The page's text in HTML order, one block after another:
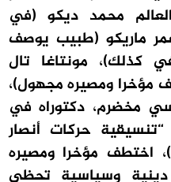
محمد ديكو (في
ماريكو (طبيب يوصف
كذلك)، مونتاغا تال
مؤخرا ومصيره مجهول)،
مخضرم، دكتوراه في
حركات أنصار
الإمام محمد ديكو” (CMAS)، اختطف مؤخرا ومصيره
وسياسية تحظى